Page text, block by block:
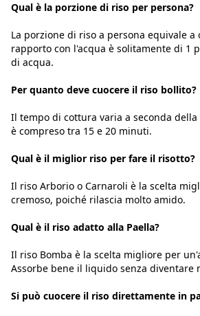
Qual è la porzione di riso per persona?
La porzione di riso a persona equivale a
rapporto con l'acqua è solitamente di 1
di acqua.
Per quanto deve cuocere il riso bollito?
Il tempo di cottura varia a seconda
è compreso tra 15 e 20 minuti.
Qual è il miglior riso per fare il risotto?
Il riso Arborio o Carnaroli è la scelta
cremoso, poiché rilascia molto amido.
Qual è il riso adatto alla Paella?
Il riso Bomba è la scelta migliore per
Assorbe bene il liquido senza diventare
Si può cuocere il riso direttamente in